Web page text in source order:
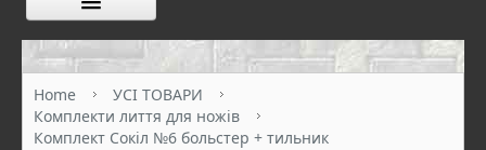
КАТАЛОГ ТОВАРІВ
КОНТАКТИ
Home
УСІ ТОВАРИ
Комплекти лиття для ножів
Комплект Сокіл №6 больстер + тильник